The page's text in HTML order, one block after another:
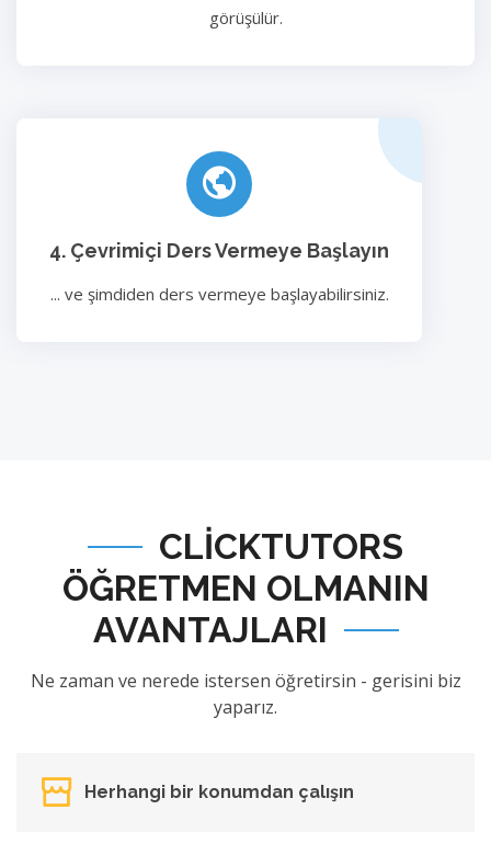
görüşülür.
4. Çevrimiçi Ders Vermeye Başlayın
... ve şimdiden ders vermeye başlayabilirsiniz.
CLICKTUTORS
ÖĞRETMEN OLMANIN
AVANTAJLARI
Ne zaman ve nerede istersen öğretirsin - gerisini biz
yaparız.
Herhangi bir konumdan çalışın